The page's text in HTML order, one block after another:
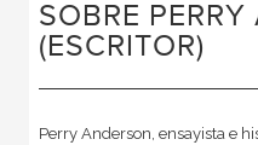
SOBRE
(ESCRITOR)
Perry Anderson, ensayista e